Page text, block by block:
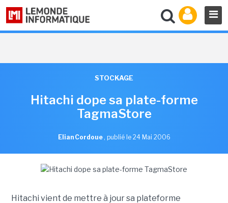
STOCKAGE
Hitachi dope sa plate-forme
TagmaStore
Elian Cordoue , publié le 24 Mai 2006
Hitachi vient de mettre à jour sa plateforme